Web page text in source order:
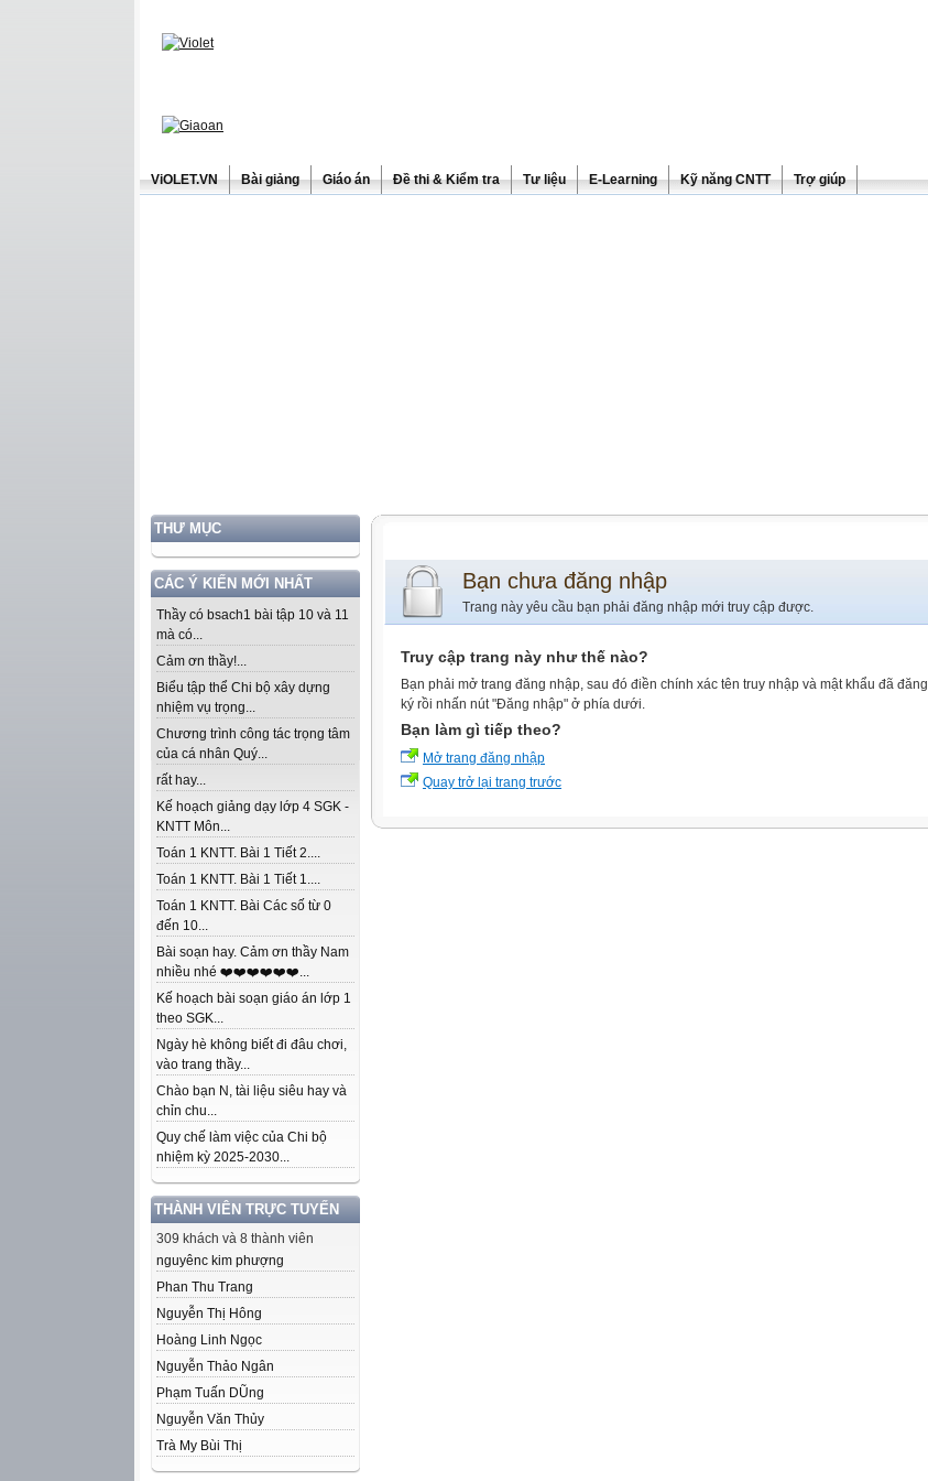
ViOLET.VN Bài giảng Giáo án Đề thi & Kiểm tra Tư liệu E-Learning Kỹ năng CNTT Trợ giúp
THƯ MỤC
CÁC Ý KIẾN MỚI NHẤT
Thầy có bsach1 bài tập 10 và 11
mà có...
Cảm ơn thầy!...
Biểu tập thể Chi bộ xây dựng
nhiệm vụ trọng...
Chương trình công tác trọng tâm
của cá nhân Quý...
rất hay...
Kế hoạch giảng dạy lớp 4 SGK -
KNTT Môn...
Toán 1 KNTT. Bài 1 Tiết 2....
Toán 1 KNTT. Bài 1 Tiết 1....
Toán 1 KNTT. Bài Các số từ 0
đến 10...
Bài soạn hay. Cảm ơn thầy Nam
nhiều nhé ❤️❤️❤️❤️❤️❤️...
Kế hoạch bài soạn giáo án lớp 1
theo SGK...
Ngày hè không biết đi đâu chơi,
vào trang thầy...
Chào bạn N, tài liệu siêu hay và
chỉn chu...
Quy chế làm việc của Chi bộ
nhiệm kỳ 2025-2030...
THÀNH VIÊN TRỰC TUYẾN
309 khách và 8 thành viên
nguyênc kim phượng
Phan Thu Trang
Nguyễn Thị Hông
Hoàng Linh Ngọc
Nguyễn Thảo Ngân
Phạm Tuấn DŨng
Nguyễn Văn Thủy
Trà My Bùi Thị
Bạn chưa đăng nhập
Trang này yêu cầu bạn phải đăng nhập mới truy cập được.
Truy cập trang này như thế nào?
Bạn phải mở trang đăng nhập, sau đó điền chính xác tên truy nhập và mật khẩu đã đăng
ký rồi nhấn nút "Đăng nhập" ở phía dưới.
Bạn làm gì tiếp theo?
Mở trang đăng nhập
Quay trở lại trang trước